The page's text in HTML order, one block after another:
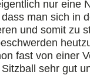
nur eine
man sich in
und somit zu
fast von einer
sehr gut